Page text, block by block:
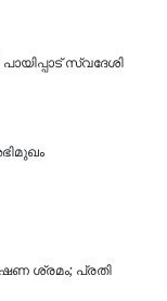
സ്വദേശി
ശ്രമം; പ്രതി